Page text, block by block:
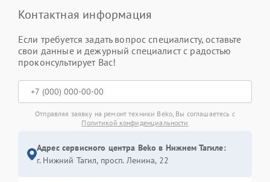
Контактная информация
Если требуется задать вопрос специалисту, оставьте
свои данные и дежурный специалист с радостью
проконсультирует Вас!
Отправляя заявку на ремонт техники Beko, Вы соглашаетесь с
Политикой конфиденциальности
Адрес сервисного центра Beko в Нижнем Тагиле:
г. Нижний Тагил, просп. Ленина, 22